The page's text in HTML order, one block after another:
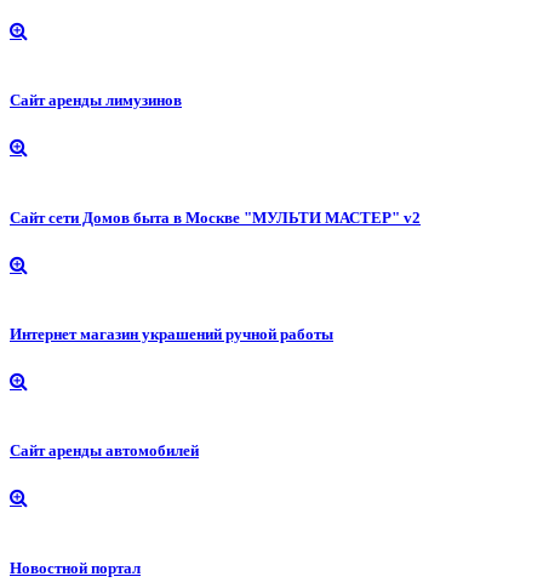
Сайт аренды лимузинов
Сайт сети Домов быта в Москве "МУЛЬТИ МАСТЕР" v2
Интернет магазин украшений ручной работы
Сайт аренды автомобилей
Новостной портал